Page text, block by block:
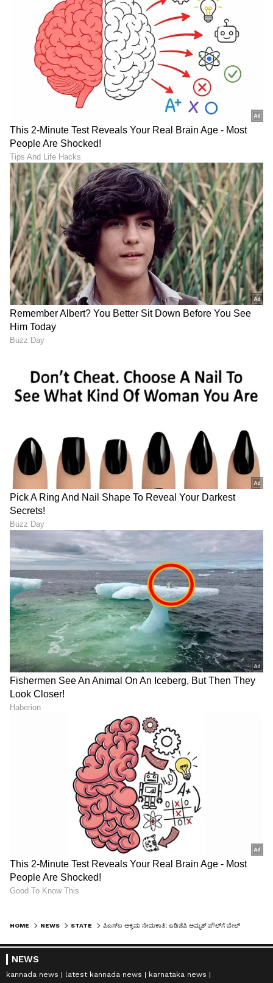
HOME NEWS STATE ಪಿಎಸ್‌ಐ ಅಕ್ರಮ ನೇಮಕಾತಿ: ಎಡಿಜಿಪಿ ಅಮೃತ್‌ ಪೌಲ್‌ಗೆ ಬೇಲ್‌
NEWS
kannada news latest kannada news
karnataka news